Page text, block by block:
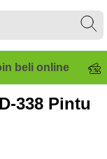
beli online
338 Pintu